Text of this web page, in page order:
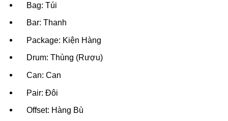
Bag: Túi
Bar: Thanh
Package: Kiện Hàng
Drum: Thùng (Rượu)
Can: Can
Pair: Đôi
Offset: Hàng Bù